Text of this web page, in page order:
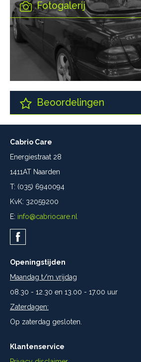
Fotogalerij
Beoordelingen
Cabrio Care
Energiestraat 28
1411AT Naarden
T: (035) 6940094
KvK: 32059200
E: info@cabriocare.nl
Openingstijden
Maandag t/m vrijdag
08.30 - 12.30 en 13.00 - 17.00 uur
Zaterdagen:
Op zaterdag gesloten.
Klantenservice